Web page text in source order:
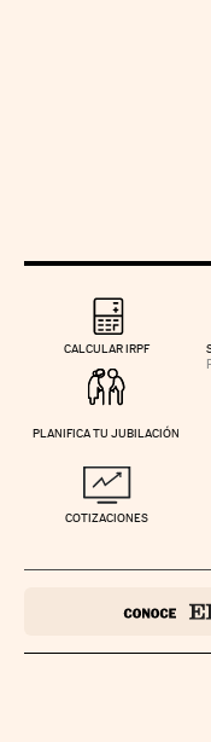
CALCULAR IRPF
PLANIFICA TU JUBILACIÓN
COTIZACIONES